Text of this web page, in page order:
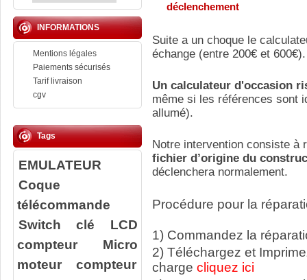
INFORMATIONS
Mentions légales
Paiements sécurisés
Tarif livraison
cgv
Tags
EMULATEUR
Coque
télécommande
Switch clé
LCD
compteur
Micro
moteur compteur
déclenchement
Suite a un choque le
échange (entre 200€ et 600€).
Un calculateur d'occasion
même si les références sont
allumé).
Notre intervention consiste à r
fichier d’origine du
déclenchera normalement.
Procédure pour la
1) Commandez la
2) Téléchargez et
charge cliquez ici